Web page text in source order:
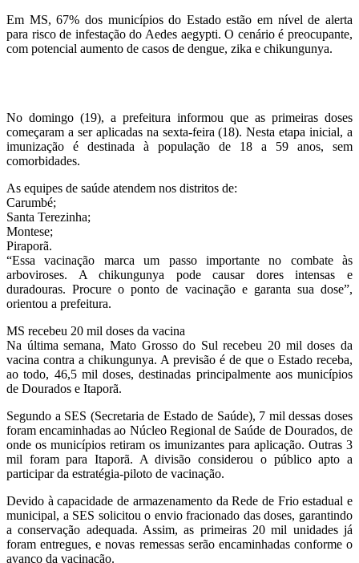
Em MS, 67% dos municípios do Estado estão em nível de alerta
para risco de infestação do Aedes aegypti. O cenário é preocupante,
com potencial aumento de casos de dengue, zika e chikungunya.
No domingo (19), a prefeitura informou que as primeiras doses
começaram a ser aplicadas na sexta-feira (18). Nesta etapa inicial, a
imunização é destinada à população de 18 a 59 anos, sem
comorbidades.
As equipes de saúde atendem nos distritos de:
Carumbé;
Santa Terezinha;
Montese;
Piraporã.
“Essa vacinação marca um passo importante no combate às
arboviroses. A chikungunya pode causar dores intensas e
duradouras. Procure o ponto de vacinação e garanta sua dose”,
orientou a prefeitura.
MS recebeu 20 mil doses da vacina
Na última semana, Mato Grosso do Sul recebeu 20 mil doses da
vacina contra a chikungunya. A previsão é de que o Estado receba,
ao todo, 46,5 mil doses, destinadas principalmente aos municípios
de Dourados e Itaporã.
Segundo a SES (Secretaria de Estado de Saúde), 7 mil dessas doses
foram encaminhadas ao Núcleo Regional de Saúde de Dourados, de
onde os municípios retiram os imunizantes para aplicação. Outras 3
mil foram para Itaporã. A divisão considerou o público apto a
participar da estratégia-piloto de vacinação.
Devido à capacidade de armazenamento da Rede de Frio estadual e
municipal, a SES solicitou o envio fracionado das doses, garantindo
a conservação adequada. Assim, as primeiras 20 mil unidades já
foram entregues, e novas remessas serão encaminhadas conforme o
avanço da vacinação.